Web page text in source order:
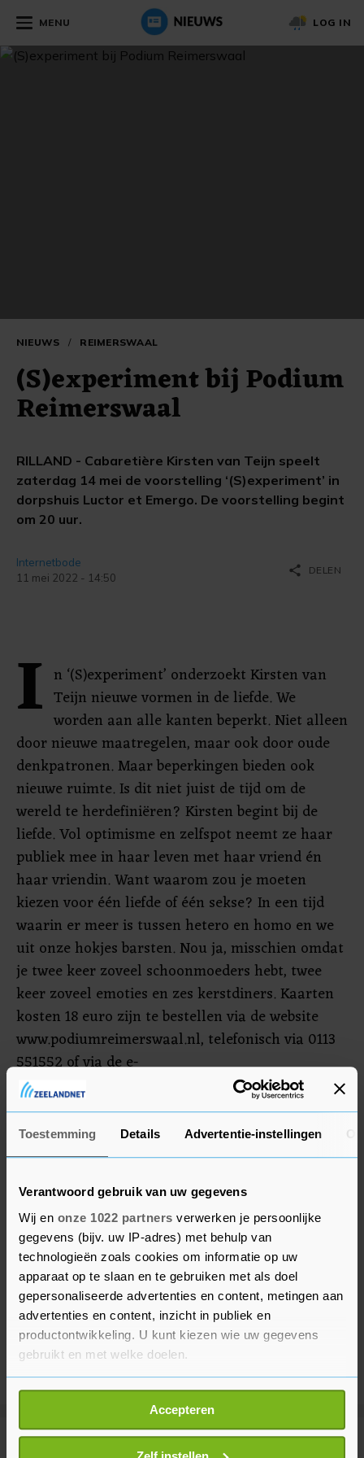
Toestemming Details Advertentie-instellingen
Verantwoord gebruik van uw gegevens
Wij en onze 1022 partners verwerken je persoonlijke
gegevens (bijv. uw IP-adres) met behulp van
technologieën zoals cookies om informatie op uw
apparaat op te slaan en te gebruiken met als doel
gepersonaliseerde advertenties en content, metingen aan
advertenties en content, inzicht in publiek en
productontwikkeling. U kunt kiezen wie uw gegevens
gebruikt en met welke doelen.
Als u het toestaat, willen we ook graag:
Informatie verzamelen over uw geografische
locatie, die tot een paar meter nauwkeurig kan zijn
Uw apparaat identificeren door het actief te
Accepteren
MENU LOG IN
NIEUWS / REIMERSWAAL
(S)experiment bij Podium
Reimerswaal
RILLAND - Cabaretière Kirsten van Teijn speelt
zaterdag 14 mei de voorstelling ‘(S)experiment’ in
dorpshuis Luctor et Emergo. De voorstelling begint
om 20 uur.
Internetbode
11 mei 2022 - 14:50
share DELEN
I n ‘(S)experiment’ onderzoekt Kirsten van
Teijn nieuwe vormen in de liefde. We
worden aan alle kanten beperkt. Niet alleen
door nieuwe maatregelen, maar ook door oude
denkpatronen. Maar beperkingen bieden ook
nieuwe ruimte. Is dit niet juist de tijd om de
wereld te herdefiniëren? Kirsten begint bij de
liefde. Vol optimisme en zelfspot neemt ze haar
publiek mee in haar leven met haar vriend én
haar vriendin. Want waarom zou je moeten
kiezen voor één liefde of één sekse? In een tijd
waarin er meer is tussen hetero en homo en we
uit onze hokjes barsten. Nou ja, misschien omdat
je twee keer zoveel schoonmoeders hebt, twee
keer zoveel emoties en zes kerstdiners. Kaarten
kosten 18 euro zijn te bestellen via de website
www.podiumreimerswaal.nl, telefonisch via 0113
551552 of via dee-
mailinfo@podiumreimerswaal.nl.
Meer uit Reimerswaal